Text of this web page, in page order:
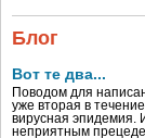
Блог
Вот те два...
Поводом для
уже вторая в
вирусная эпидемия.
неприятным